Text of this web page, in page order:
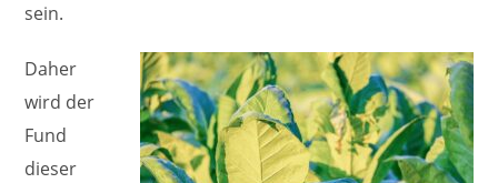
sein.
Daher
wird der
Fund
dieser